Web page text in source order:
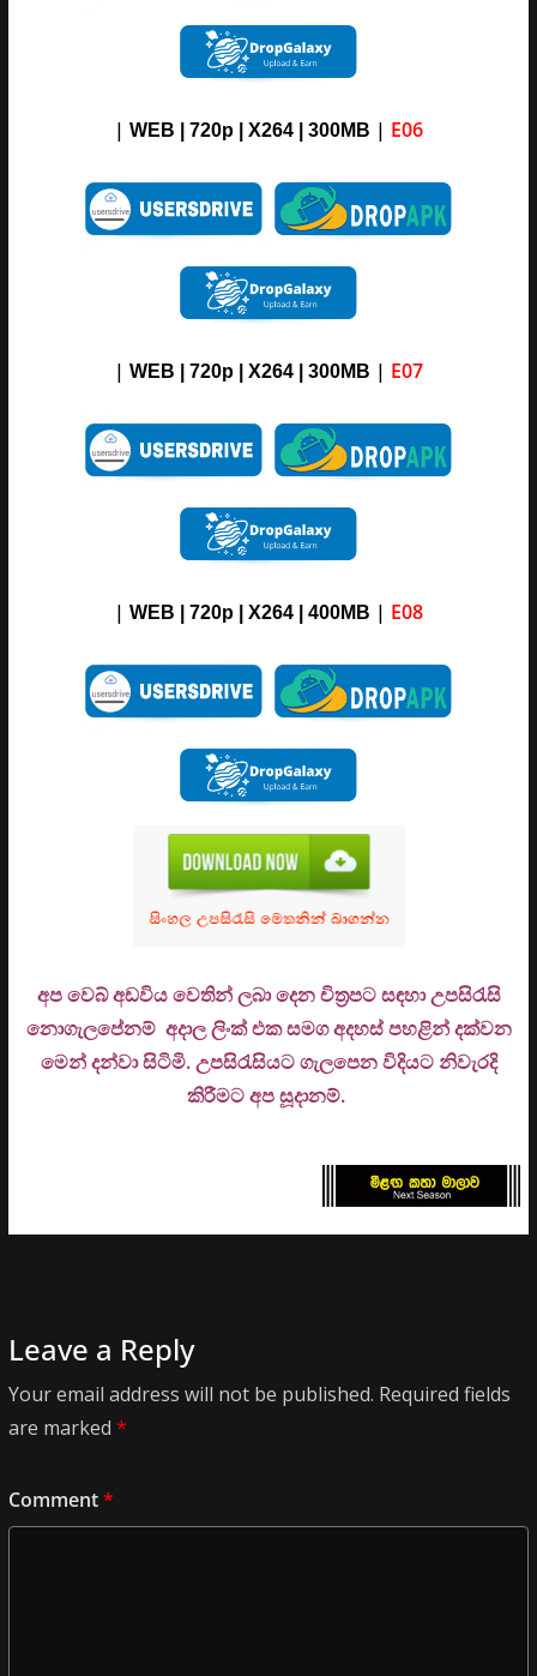
| WEB | 720p | X264 | 300M B | E06
| WEB | 720p | X264 | 300M B | E07
| WEB | 720p | X264 | 400M B | E08
අප වෙබ් අඩවිය වෙතින් ලබා දෙන චිත්‍රපට සඳහා උපසිරැසි
නොගැලපේනම් අදාල ලිංක් එක සමග අදහස් පහළින් දක්වන
මෙන් දන්වා සිටිමි. උපසිරැසියට ගැලපෙන විදියට නිවැරදි
කිරීමට අප සූදානම්.
Leave a Reply
Your email address will not be published. Required fields
are marked *
Comment*